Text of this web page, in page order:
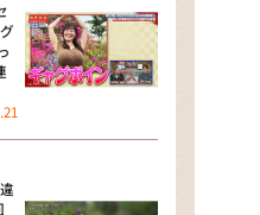
Z塚田×福井アナ
！？」（news お
～きょうの献立 何
なり！シーズン２